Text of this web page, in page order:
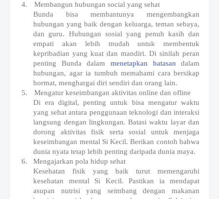
4.
Membangun hubungan social yang sehat
Bunda bisa membantunya mengembangkan
hubungan yang baik dengan keluarga, teman sebaya,
dan guru. Hubungan sosial yang penuh kasih dan
empati akan lebih mudah untuk membentuk
kepribadian yang kuat dan mandiri. Di sinilah peran
penting Bunda dalam menetapkan batasan dalam
hubungan, agar ia tumbuh memahami cara bersikap
hormat, menghargai diri sendiri dan orang lain.
5.
Mengatur keseimbangan aktivitas online dan ofline
Di era digital, penting untuk bisa mengatur waktu
yang sehat antara penggunaan teknologi dan interaksi
langsung dengan lingkungan. Batasi waktu layar dan
dorong aktivitas fisik serta sosial untuk menjaga
keseimbangan mental Si Kecil. Berikan contoh bahwa
dunia nyata tetap lebih penting daripada dunia maya.
6.
Mengajarkan pola hidup sehat
Kesehatan fisik yang baik turut memengaruhi
kesehatan mental Si Kecil. Pastikan ia mendapat
asupan nutrisi yang seimbang dengan makanan